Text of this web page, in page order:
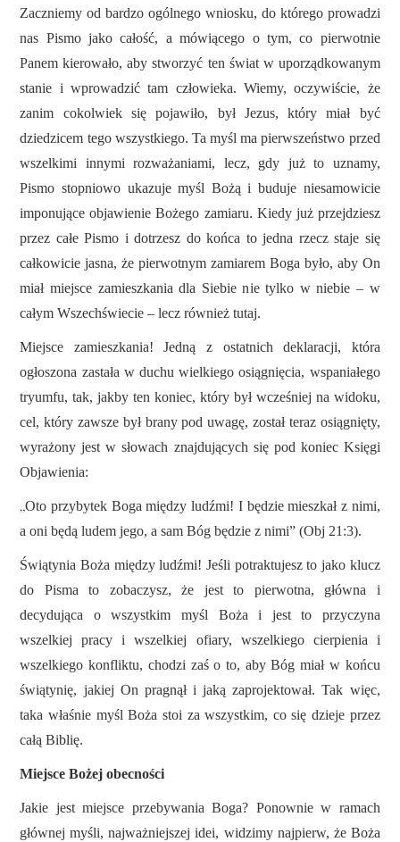
Zaczniemy od bardzo ogólnego wniosku, do którego prowadzi
nas Pismo jako całość, a mówiącego o tym, co pierwotnie
Panem kierowało, aby stworzyć ten świat w uporządkowanym
stanie i wprowadzić tam człowieka. Wiemy, oczywiście, że
zanim cokolwiek się pojawiło, był Jezus, który miał być
dziedzicem tego wszystkiego. Ta myśl ma pierwszeństwo przed
wszelkimi innymi rozważaniami, lecz, gdy już to uznamy,
Pismo stopniowo ukazuje myśl Bożą i buduje niesamowicie
imponujące objawienie Bożego zamiaru. Kiedy już przejdziesz
przez całe Pismo i dotrzesz do końca to jedna rzecz staje się
całkowicie jasna, że pierwotnym zamiarem Boga było, aby On
miał miejsce zamieszkania dla Siebie nie tylko w niebie – w
całym Wszechświecie – lecz również tutaj.
Miejsce zamieszkania! Jedną z ostatnich deklaracji, która
ogłoszona zastała w duchu wielkiego osiągnięcia, wspaniałego
tryumfu, tak, jakby ten koniec, który był wcześniej na widoku,
cel, który zawsze był brany pod uwagę, został teraz osiągnięty,
wyrażony jest w słowach znajdujących się pod koniec Księgi
Objawienia:
„Oto przybytek Boga między ludźmi! I będzie mieszkał z nimi,
a oni będą ludem jego, a sam Bóg będzie z nimi” (Obj 21:3).
Świątynia Boża między ludźmi! Jeśli potraktujesz to jako klucz
do Pisma to zobaczysz, że jest to pierwotna, główna i
decydująca o wszystkim myśl Boża i jest to przyczyna
wszelkiej pracy i wszelkiej ofiary, wszelkiego cierpienia i
wszelkiego konfliktu, chodzi zaś o to, aby Bóg miał w końcu
świątynię, jakiej On pragnął i jaką zaprojektował. Tak więc,
taka właśnie myśl Boża stoi za wszystkim, co się dzieje przez
całą Biblię.
Miejsce Bożej obecności
Jakie jest miejsce przebywania Boga? Ponownie w ramach
głównej myśli, najważniejszej idei, widzimy najpierw, że Boża